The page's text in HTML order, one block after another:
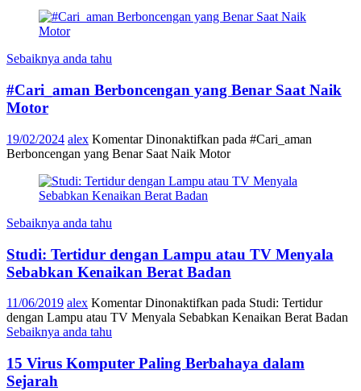
Sebaiknya anda tahu
#Cari_aman Berboncengan yang Benar Saat Naik
Motor
19/02/2024 alex Komentar Dinonaktifkan pada #Cari_aman
Berboncengan yang Benar Saat Naik Motor
Sebaiknya anda tahu
Studi: Tertidur dengan Lampu atau TV Menyala
Sebabkan Kenaikan Berat Badan
11/06/2019 alex Komentar Dinonaktifkan pada Studi: Tertidur
dengan Lampu atau TV Menyala Sebabkan Kenaikan Berat Badan
Sebaiknya anda tahu
15 Virus Komputer Paling Berbahaya dalam
Sejarah